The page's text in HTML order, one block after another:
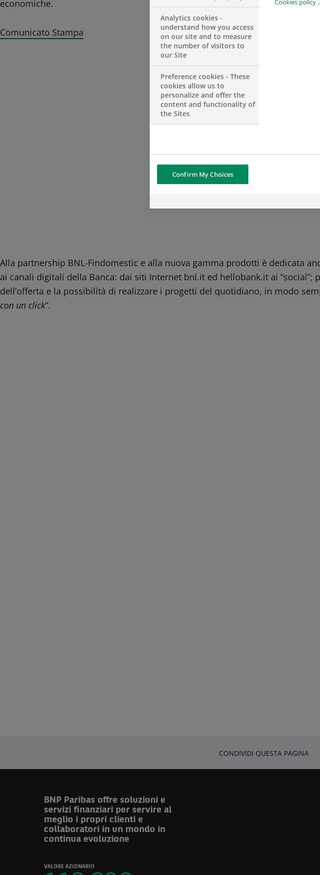
economiche.
Comunicato Stampa
Alla partnership BNL-Findomestic e alla nuova gamma prodotti è dedicata
ai canali digitali della Banca: dai siti Internet bnl.it ed hellobank.it ai “social”;
dell’offerta e la possibilità di realizzare i progetti del quotidiano, in modo
con un click”.
CONDIVIDI QUESTA PAGINA
BNP Paribas offre soluzioni e
servizi finanziari per servire al
meglio i propri clienti e
collaboratori in un mondo in
continua evoluzione
VALORE AZIONARIO
Analytics cookies -
understand how you access
on our site and to measure
the number of visitors to
our Site
Preference cookies - These
cookies allow us to
personalize and offer the
content and functionality of
the Sites
Cookies policy
Confirm My Choices